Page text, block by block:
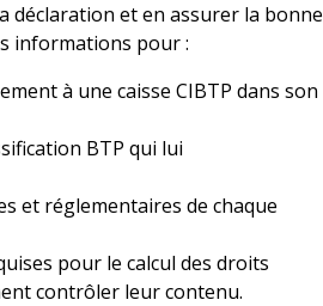
déclaration et en assurer la bonne
informations pour :
à une caisse CIBTP dans son
BTP qui lui
et réglementaires de chaque
pour le calcul des droits
contrôler leur contenu.